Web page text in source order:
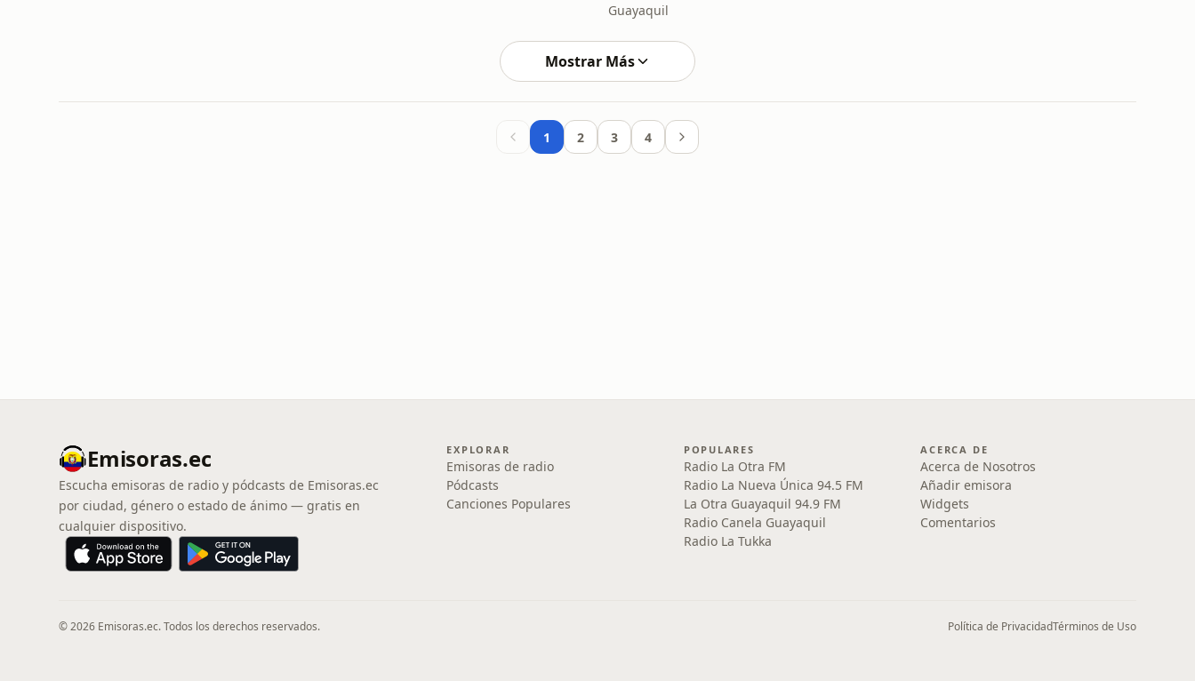
Guayaquil
Mostrar Más
1 2 3 4
Emisoras.ec
Escucha emisoras de radio y pódcasts de Emisoras.ec
por ciudad, género o estado de ánimo — gratis en
cualquier dispositivo.
EXPLORAR
Emisoras de radio
Pódcasts
Canciones Populares
POPULARES
Radio La Otra FM
Radio La Nueva Única 94.5 FM
La Otra Guayaquil 94.9 FM
Radio Canela Guayaquil
Radio La Tukka
ACERCA DE
Acerca de Nosotros
Añadir emisora
Widgets
Comentarios
© 2026 Emisoras.ec. Todos los derechos reservados. Política de PrivacidadTérminos de Uso